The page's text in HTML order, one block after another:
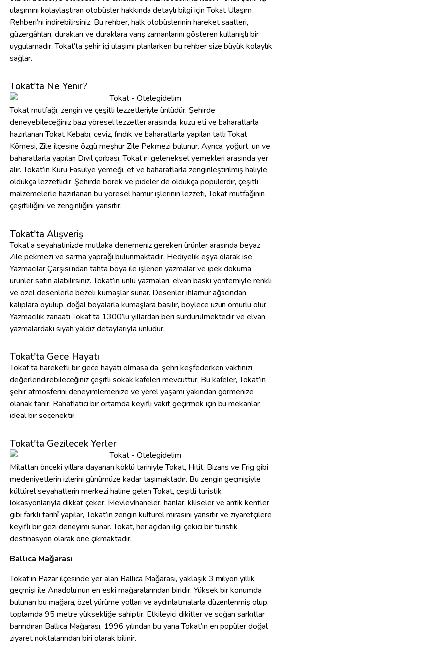
ulaşımını kolaylaştıran otobüsler hakkında detaylı bilgi için Tokat Ulaşım
Rehberi’ni indirebilirsiniz. Bu rehber, halk otobüslerinin hareket saatleri,
güzergâhları, durakları ve duraklara varış zamanlarını gösteren kullanışlı bir
uygulamadır. Tokat’ta şehir içi ulaşımı planlarken bu rehber size büyük kolaylık
sağlar.
Tokat'ta Ne Yenir?
Tokat mutfağı, zengin ve çeşitli lezzetleriyle ünlüdür. Şehirde
deneyebileceğiniz bazı yöresel lezzetler arasında, kuzu eti ve baharatlarla
hazırlanan Tokat Kebabı, ceviz, fındık ve baharatlarla yapılan tatlı Tokat
Kömesi, Zile ilçesine özgü meşhur Zile Pekmezi bulunur. Ayrıca, yoğurt, un ve
baharatlarla yapılan Dıvıl çorbası, Tokat’ın geleneksel yemekleri arasında yer
alır. Tokat’ın Kuru Fasulye yemeği, et ve baharatlarla zenginleştirilmiş haliyle
oldukça lezzetlidir. Şehirde börek ve pideler de oldukça popülerdir, çeşitli
malzemelerle hazırlanan bu yöresel hamur işlerinin lezzeti, Tokat mutfağının
çeşitliliğini ve zenginliğini yansıtır.
Tokat'ta Alışveriş
Tokat’a seyahatinizde mutlaka denemeniz gereken ürünler arasında beyaz
Zile pekmezi ve sarma yaprağı bulunmaktadır. Hediyelik eşya olarak ise
Yazmacılar Çarşısı’ndan tahta boya ile işlenen yazmalar ve ipek dokuma
ürünler satın alabilirsiniz. Tokat’ın ünlü yazmaları, elvan baskı yöntemiyle renkli
ve özel desenlerle bezeli kumaşlar sunar. Desenler ıhlamur ağacından
kalıplara oyulup, doğal boyalarla kumaşlara basılır, böylece uzun ömürlü olur.
Yazmacılık zanaatı Tokat’ta 1300’lü yıllardan beri sürdürülmektedir ve elvan
yazmalardaki siyah yaldız detaylarıyla ünlüdür.
Tokat'ta Gece Hayatı
Tokat’ta hareketli bir gece hayatı olmasa da, şehri keşfederken vaktinizi
değerlendirebileceğiniz çeşitli sokak kafeleri mevcuttur. Bu kafeler, Tokat’ın
şehir atmosferini deneyimlemenize ve yerel yaşamı yakından görmenize
olanak tanır. Rahatlatıcı bir ortamda keyifli vakit geçirmek için bu mekanlar
ideal bir seçenektir.
Tokat'ta Gezilecek Yerler
Milattan önceki yıllara dayanan köklü tarihiyle Tokat, Hitit, Bizans ve Frig gibi
medeniyetlerin izlerini günümüze kadar taşımaktadır. Bu zengin geçmişiyle
kültürel seyahatlerin merkezi haline gelen Tokat, çeşitli turistik
lokasyonlarıyla dikkat çeker. Mevlevihaneler, hanlar, kiliseler ve antik kentler
gibi farklı tarihî yapılar, Tokat’ın zengin kültürel mirasını yansıtır ve ziyaretçilere
keyifli bir gezi deneyimi sunar. Tokat, her açıdan ilgi çekici bir turistik
destinasyon olarak öne çıkmaktadır.
Ballıca Mağarası
Tokat’ın Pazar ilçesinde yer alan Ballıca Mağarası, yaklaşık 3 milyon yıllık
geçmişi ile Anadolu’nun en eski mağaralarından biridir. Yüksek bir konumda
bulunan bu mağara, özel yürüme yolları ve aydınlatmalarla düzenlenmiş olup,
toplamda 95 metre yüksekliğe sahiptir. Etkileyici dikitler ve soğan sarkıtlar
barındıran Ballıca Mağarası, 1996 yılından bu yana Tokat’ın en popüler doğal
ziyaret noktalarından biri olarak bilinir.